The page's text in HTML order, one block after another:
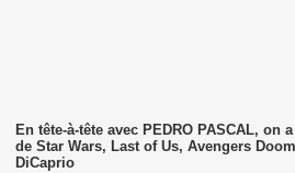
En tête-à-tête avec PEDRO PASCAL, on
de Star Wars, Last of Us, Avengers
DiCaprio